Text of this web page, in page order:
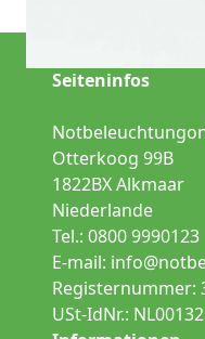
Seiteninfos
Otterkoog 99B
1822BX Alkmaar
Niederlande
Tel.: 0800 9990123
E-mail:
Registernummer:
USt-IdNr.: